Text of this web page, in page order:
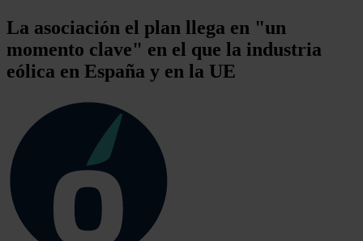
La asociación el plan llega en "un
momento clave" en el que la industria
eólica en España y en la UE